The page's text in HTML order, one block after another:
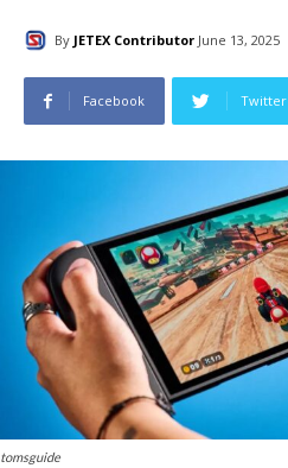
By JETEX Contributor June 13, 2025
Facebook Twitter
tomsguide